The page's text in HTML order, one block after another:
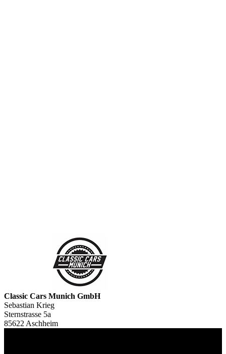
Classic Cars Munich GmbH
Sebastian Krieg
Sternstrasse 5a
85622 Aschheim